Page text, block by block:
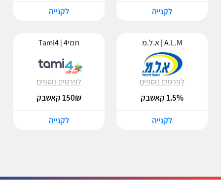
לקנייה לקנייה
A.L.M | א.ל.מ
לפרטים נוספים
1.5% קאשבק
לקנייה
תמי4 | Tami4
לפרטים נוספים
150₪ קאשבק
לקנייה